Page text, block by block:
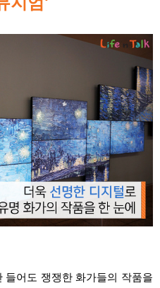
들어도 쟁쟁한 화가들의 작품을